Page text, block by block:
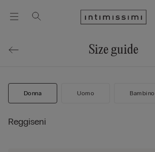
Size guide
Donna Uomo Bambino
Reggiseni